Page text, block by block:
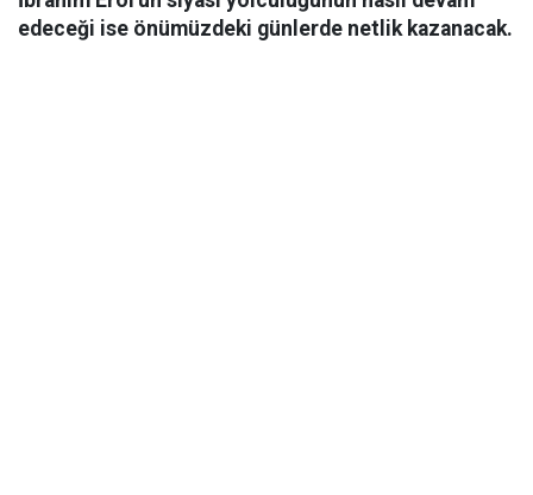
edeceği ise önümüzdeki günlerde netlik kazanacak.